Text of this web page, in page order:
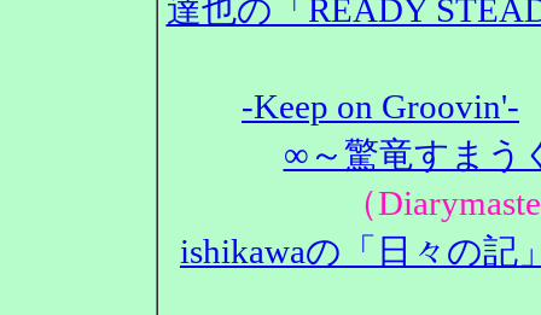
達也の「READY
-Keep on Groovin'-
∞～驚竜すまう
（
ishikawaの「日々の記